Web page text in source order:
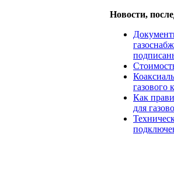
Новости,
газового
Как
для